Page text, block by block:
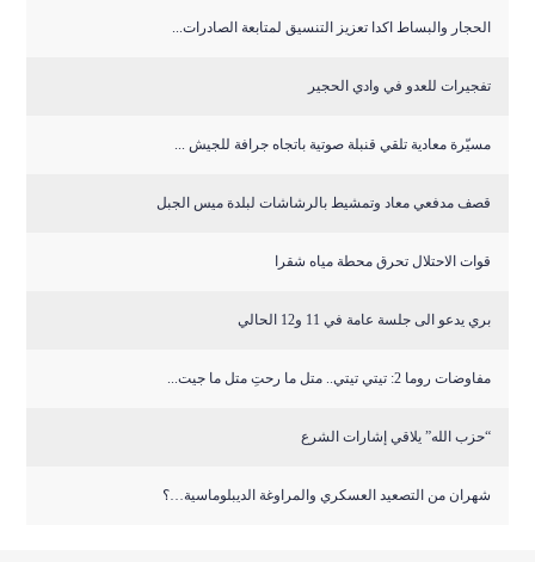
الحجار والبساط اكدا تعزيز التنسيق لمتابعة الصادرات...
تفجيرات للعدو في وادي الحجير
مسيّرة معادية تلقي قنبلة صوتية باتجاه جرافة للجيش ...
قصف مدفعي معاد وتمشيط بالرشاشات لبلدة ميس الجبل
قوات الاحتلال تحرق محطة مياه شقرا
بري يدعو الى جلسة عامة في 11 و12 الحالي
مفاوضات روما 2: تيتي تيتي.. متل ما رحتِ متل ما جيت...
“حزب الله” يلاقي إشارات الشرع
شهران من التصعيد العسكري والمراوغة الديبلوماسية…؟